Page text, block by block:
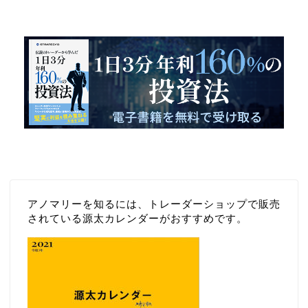
アノマリーを知るには、トレーダーショップで販売
されている源太カレンダーがおすすめです。